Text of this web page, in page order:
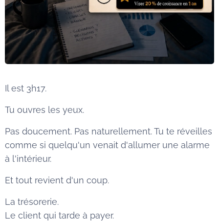
Il est 3h17.
Tu ouvres les yeux.
Pas doucement. Pas naturellement. Tu te réveilles
comme si quelqu'un venait d'allumer une alarme
à l'intérieur.
Et tout revient d'un coup.
La trésorerie.
Le client qui tarde à payer.